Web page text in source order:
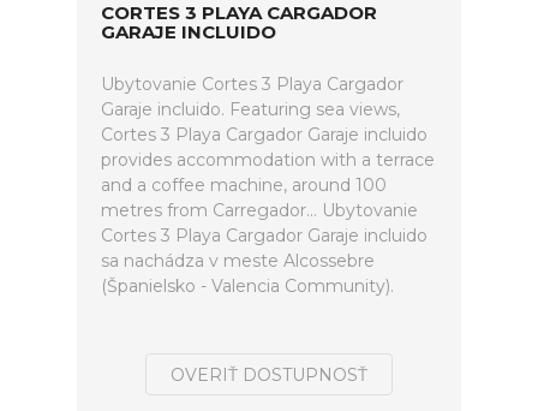
CORTES 3 PLAYA CARGADOR
GARAJE INCLUIDO
Ubytovanie Cortes 3 Playa Cargador
Garaje incluido. Featuring sea views,
Cortes 3 Playa Cargador Garaje incluido
provides accommodation with a terrace
and a coffee machine, around 100
metres from Carregador... Ubytovanie
Cortes 3 Playa Cargador Garaje incluido
sa nachádza v meste Alcossebre
(Španielsko - Valencia Community).
OVERIŤ DOSTUPNOSŤ